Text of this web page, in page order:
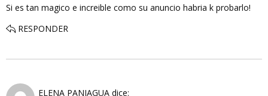
Si es tan magico e increible como su anuncio habria k probarlo!
RESPONDER
ELENA PANIAGUA dice: